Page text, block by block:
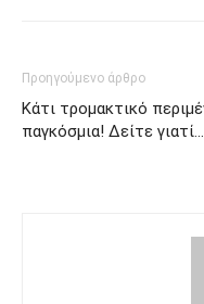
Προηγούμενο άρθρο
Κάτι τρομακτικό
παγκόσμια! Δείτε γιατί…